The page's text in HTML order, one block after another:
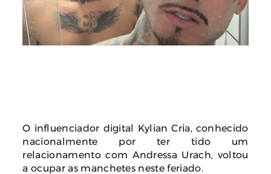
O influenciador digital Kylian Cria, conhecido
nacionalmente por ter tido um
relacionamento com Andressa Urach, voltou
a ocupar as manchetes neste feriado.